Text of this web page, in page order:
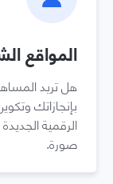
المواقع
هل تريد
بإنجازاتك
الرقمية
صورة.